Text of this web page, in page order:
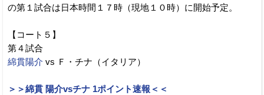
の第１試合は日本時間１７時（現地１０時）に開始予定。
【コート５】
第４試合
綿貫陽介 vs Ｆ・チナ（イタリア）
＞＞綿貫 陽介vsチナ 1ポイント速報＜＜